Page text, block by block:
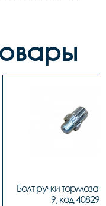
Болт ручки тормоза
9, код 40829